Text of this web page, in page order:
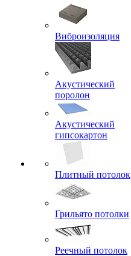
Виброизоляция
Акустический
поролон
Акустический
гипсокартон
Плитный потолок
Грильято потолки
Реечный потолок